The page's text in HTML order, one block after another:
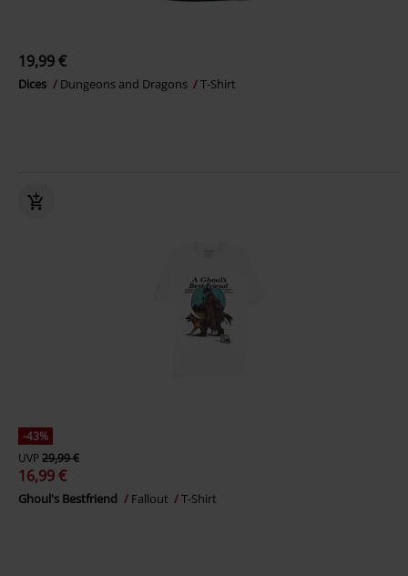
19,99 €
Dices Dungeons and Dragons T-Shirt
-43%
UVP29,99 €
16,99 €
Ghoul's Bestfriend Fallout T-Shirt